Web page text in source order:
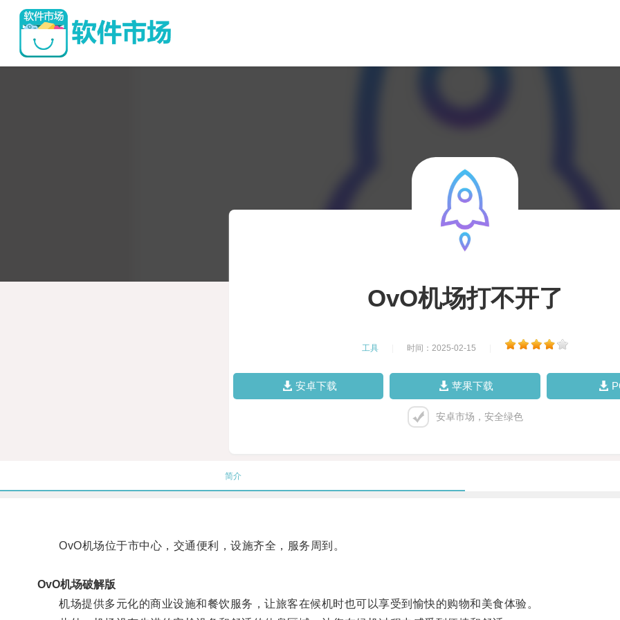
OvO机场打不开了
工具 时间：2025-02-15
安卓下载 苹果下载
安卓市场，安全绿色
简介
OvO机场位于市中心，交通便利，设施齐全，服务周到。
OvO机场破解版
机场提供多元化的商业设施和餐饮服务，让旅客在候机时也可以享受到愉快的购物和美食体验。